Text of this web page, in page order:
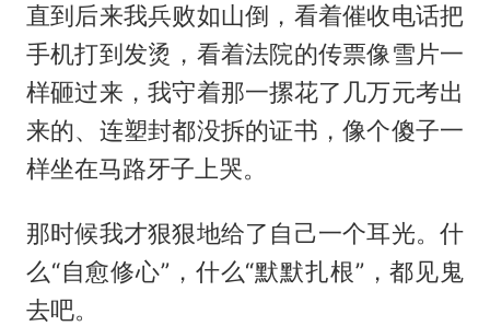
直到后来我兵败如山倒，看着催收电话把
手机打到发烫，看着法院的传票像雪片一
样砸过来，我守着那一摞花了几万元考出
来的、连塑封都没拆的证书，像个傻子一
样坐在马路牙子上哭。
那时候我才狠狠地给了自己一个耳光。什
么“自愈修心”，什么“默默扎根”，都见鬼
去吧。